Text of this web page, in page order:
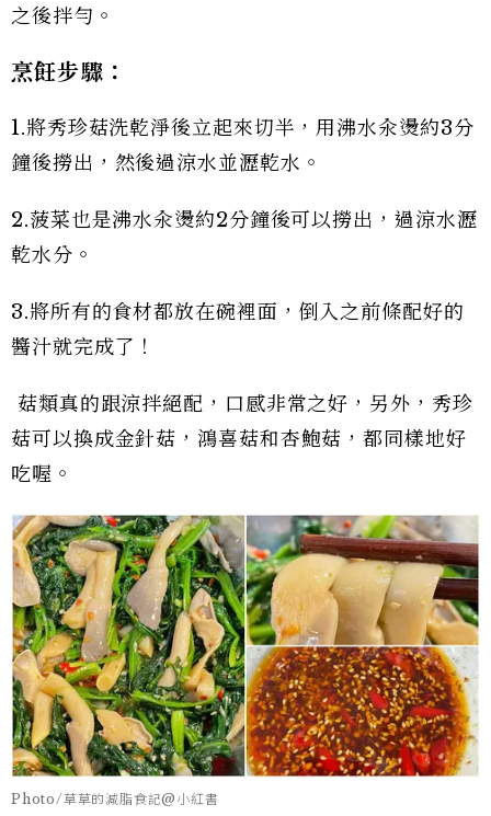
之後拌勻。
烹飪步驟：
1.將秀珍菇洗乾淨後立起來切半，用沸水汆燙約3分
鐘後撈出，然後過涼水並瀝乾水。
2.菠菜也是沸水汆燙約2分鐘後可以撈出，過涼水瀝
乾水分。
3.將所有的食材都放在碗裡面，倒入之前條配好的
醬汁就完成了！
菇類真的跟涼拌絕配，口感非常之好，另外，秀珍
菇可以換成金針菇，鴻喜菇和杏鮑菇，都同樣地好
吃喔。
Photo/草草的減脂食記@小紅書